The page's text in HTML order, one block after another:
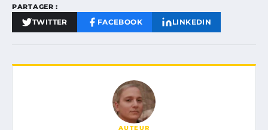
PARTAGER :
TWITTER FACEBOOK LINKEDIN
AUTEUR